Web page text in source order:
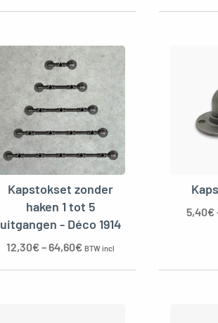
Kapstokset zonder
haken 1 tot 5
uitgangen - Déco 1914
12,30€–64,60€ BTW incl
5,40€